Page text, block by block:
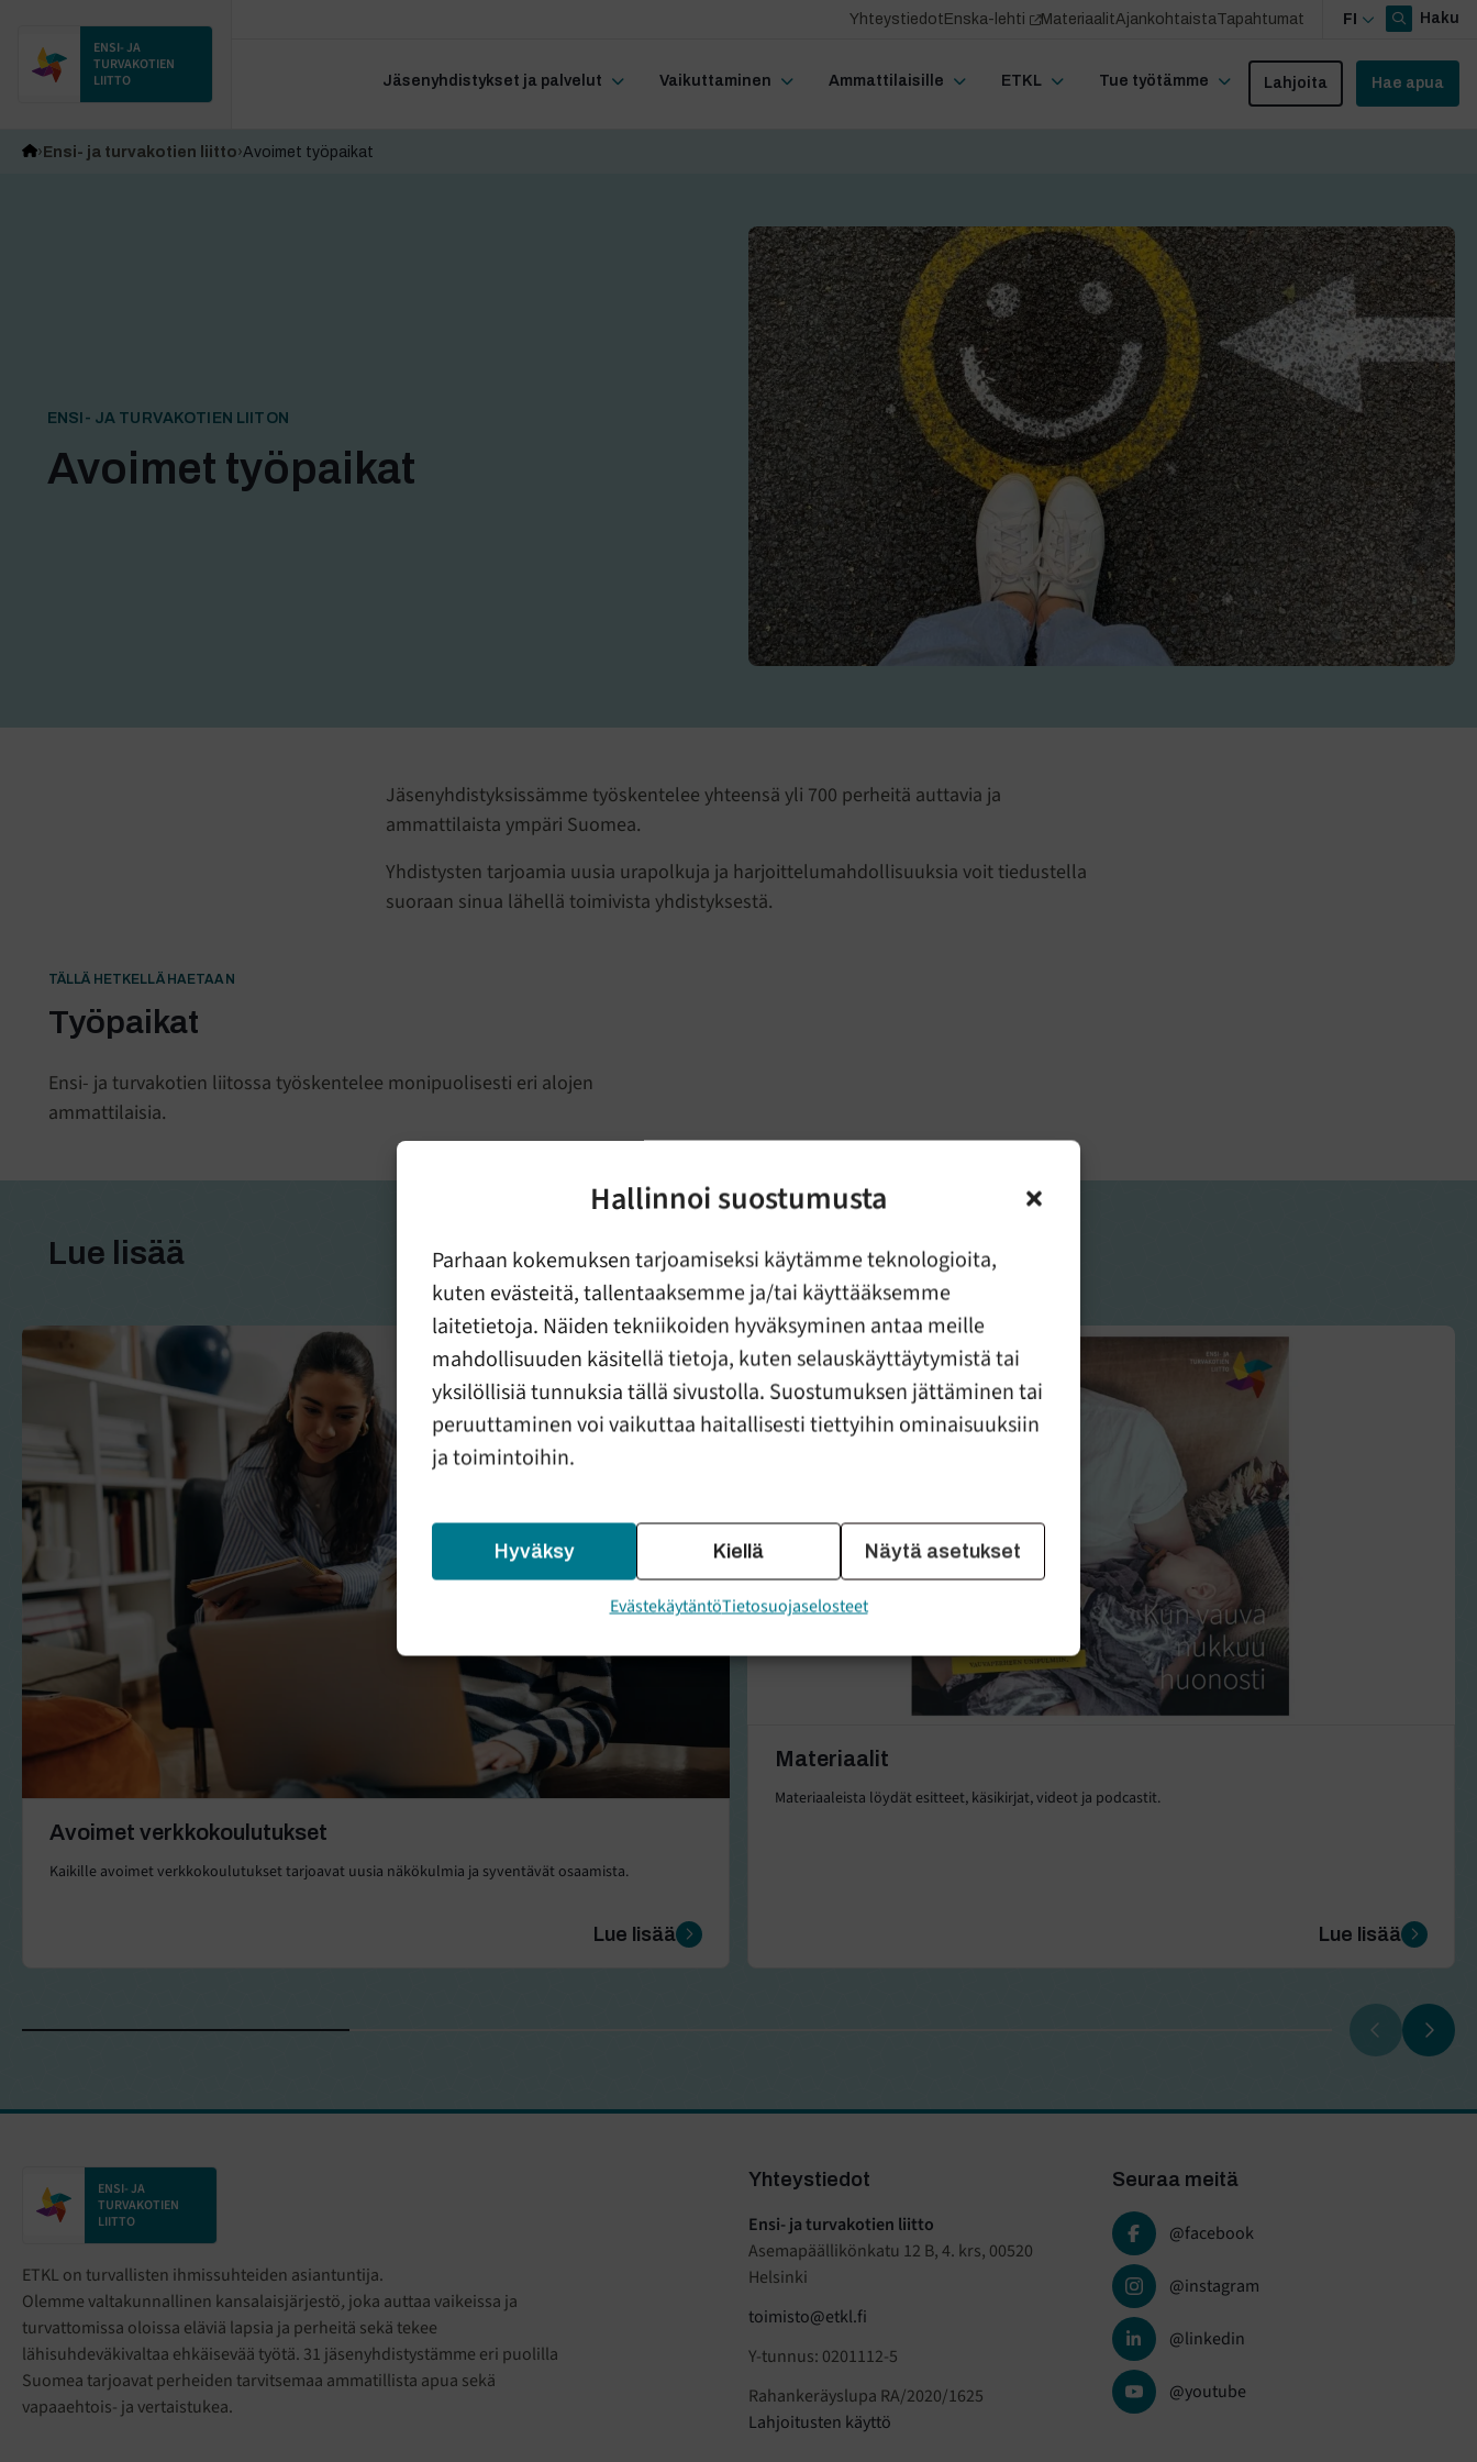
Hallinnoi suostumusta
Parhaan kokemuksen tarjoamiseksi käytämme teknologioita,
kuten evästeitä, tallentaaksemme ja/tai käyttääksemme
laitetietoja. Näiden tekniikoiden hyväksyminen antaa meille
mahdollisuuden käsitellä tietoja, kuten selauskäyttäytymistä tai
yksilöllisiä tunnuksia tällä sivustolla. Suostumuksen jättäminen tai
peruuttaminen voi vaikuttaa haitallisesti tiettyihin ominaisuuksiin
ja toimintoihin.
Hyväksy Kiellä Näytä asetukset
EvästekäytäntöTietosuojaselosteet
ENSI- JA
TURVAKOTIEN
LIITTO
Jäsenyhdistykset ja palvelut Vaikuttaminen Ammattilaisille ETKL Tue työtämme Lahjoita Hae apua
YhteystiedotEnska-lehti MateriaalitAjankohtaistaTapahtumat FI Haku
Ensi- ja turvakotien liitto Avoimet työpaikat
ENSI- JA TURVAKOTIEN LIITON
Avoimet työpaikat
Jäsenyhdistyksissämme työskentelee yhteensä yli 700 perheitä auttavia ja
ammattilaista ympäri Suomea.
Yhdistysten tarjoamia uusia urapolkuja ja harjoittelumahdollisuuksia voit tiedustella
suoraan sinua lähellä toimivista yhdistyksestä.
TÄLLÄ HETKELLÄ HAETAAN
Työpaikat
Ensi- ja turvakotien liitossa työskentelee monipuolisesti eri alojen
ammattilaisia.
Lue lisää
Avoimet verkkokoulutukset
Kaikille avoimet verkkokoulutukset tarjoavat uusia näkökulmia ja syventävät osaamista.
Lue lisää
Materiaalit
Materiaaleista löydät esitteet, käsikirjat, videot ja podcastit.
Lue lisää
ENSI- JA
TURVAKOTIEN
LIITTO
ETKL on turvallisten ihmissuhteiden asiantuntija.
Olemme valtakunnallinen kansalaisjärjestö, joka auttaa vaikeissa ja
turvattomissa oloissa eläviä lapsia ja perheitä sekä tekee
lähisuhdeväkivaltaa ehkäisevää työtä. 31 jäsenyhdistystämme eri puolilla
Suomea tarjoavat perheiden tarvitsemaa ammatillista apua sekä
vapaaehtois- ja vertaistukea.
Yhteystiedot
Ensi- ja turvakotien liitto
Asemapäällikönkatu 12 B, 4. krs, 00520
Helsinki
toimisto@etkl.fi
Y-tunnus: 0201112-5
Rahankeräyslupa RA/2020/1625
Lahjoitusten käyttö
Seuraa meitä
@facebook
@instagram
@linkedin
@youtube
viikon välein.